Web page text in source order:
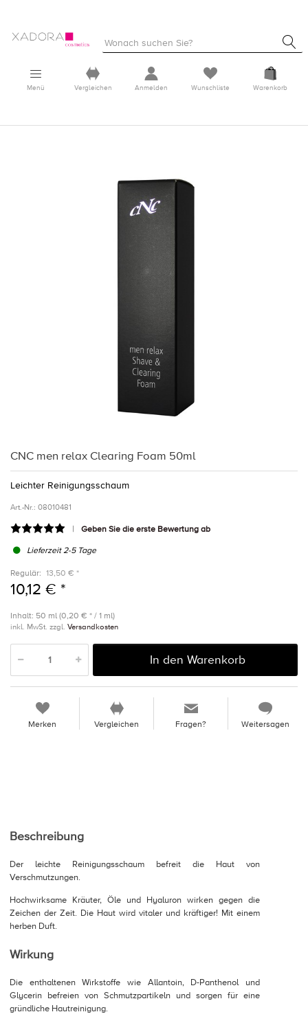
Menü Vergleichen Anmelden Wunschliste Warenkorb
CNC men relax Clearing Foam 50ml
Leichter Reinigungsschaum
Art.-Nr.: 08010481
Geben Sie die erste Bewertung ab
Lieferzeit 2-5 Tage
Regulär: 13,50 € *
10,12 € *
Inhalt: 50 ml (0,20 € * / 1 ml)
inkl. MwSt. zzgl. Versandkosten
In den Warenkorb
Merken Vergleichen Fragen? Weitersagen
Beschreibung
Der leichte Reinigungsschaum befreit die Haut von
Verschmutzungen.
Hochwirksame Kräuter, Öle und Hyaluron wirken gegen die
Zeichen der Zeit. Die Haut wird vitaler und kräftiger! Mit einem
herben Duft.
Wirkung
Die enthaltenen Wirkstoffe wie Allantoin, D-Panthenol und
Glycerin befreien von Schmutzpartikeln und sorgen für eine
gründliche Hautreinigung.